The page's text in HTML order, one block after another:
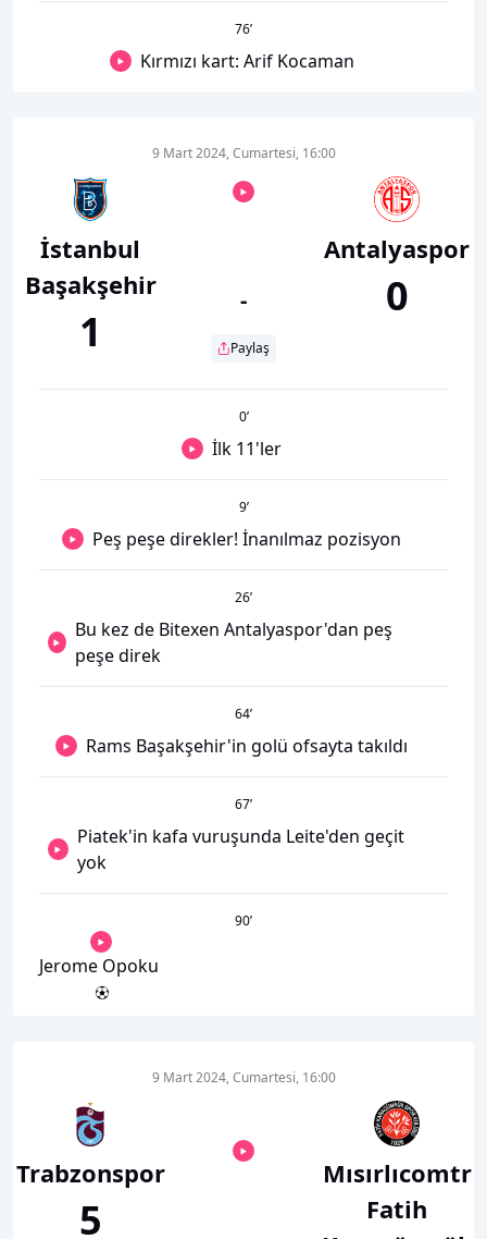
76’
Kırmızı kart: Arif Kocaman
İstanbul
Başakşehir
1
9 Mart 2024, Cumartesi, 16:00
-
Paylaş
Antalyaspor
0
0’
İlk 11'ler
9’
Peş peşe direkler! İnanılmaz pozisyon
26’
Bu kez de Bitexen Antalyaspor'dan peş
peşe direk
64’
Rams Başakşehir'in golü ofsayta takıldı
67’
Piatek'in kafa vuruşunda Leite'den geçit
yok
90’
Jerome Opoku
Trabzonspor
5
9 Mart 2024, Cumartesi, 16:00
Mısırlıcomtr
Fatih